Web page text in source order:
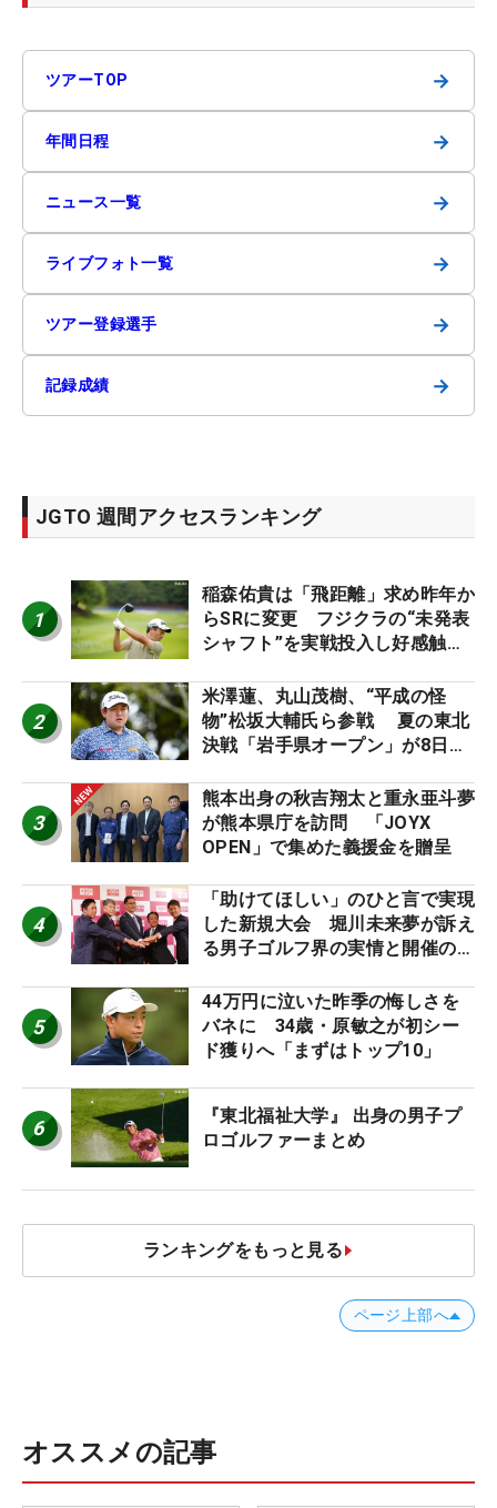
ツアーTOP →
年間日程 →
ニュース一覧 →
ライブフォト一覧 →
ツアー登録選手 →
記録成績 →
JGTO 週間アクセスランキング
1
稲森佑貴は「飛距離」求め昨年か
らSRに変更 フジクラの“未発表
シャフト”を実戦投入し好感触
ーのヒトネタ！】
2
米澤蓮、丸山茂樹、“平成の怪
物”松坂大輔氏ら参戦 夏の東北
決戦「岩手県オープン」が8日開
3
熊本出身の秋吉翔太と重永亜斗夢
が熊本県庁を訪問 「JOYX
OPEN」で集めた義援金を贈呈
4
「助けてほしい」のひと言で実現
した新規大会 堀川未来夢が訴え
る男子ゴルフ界の実情と開催の舞
5
44万円に泣いた昨季の悔しさを
バネに 34歳・原敏之が初シー
ド獲りへ「まずはトップ10」
6
『東北福祉大学』 出身の男子プ
ロゴルファーまとめ
ランキングをもっと見る
ページ上部へ
オススメの記事